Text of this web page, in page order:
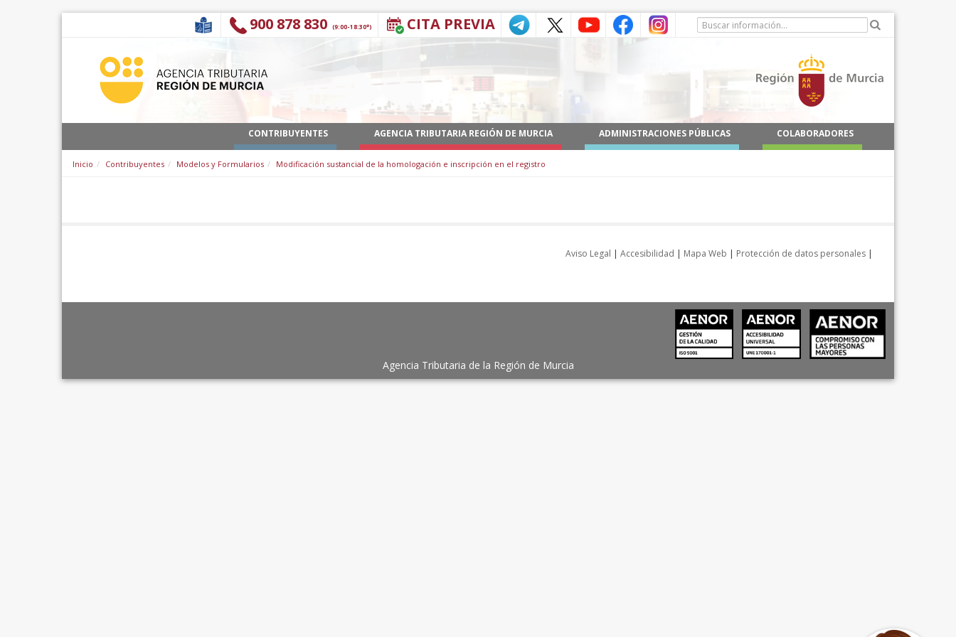
CITA PREVIA
900 878 830 (9:00-18:30*)
CONTRIBUYENTES AGENCIA TRIBUTARIA REGIÓN DE MURCIA ADMINISTRACIONES PÚBLICAS COLABORADORES
Inicio Contribuyentes Modelos y Formularios Modificación sustancial de la homologación e inscripción en el registro
Aviso Legal | Accesibilidad | Mapa Web | Protección de datos personales |
Agencia Tributaria de la Región de Murcia